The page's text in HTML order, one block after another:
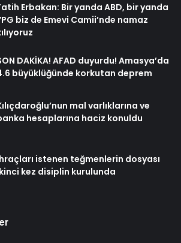
Erbakan: Bir yanda ABD, bir yanda
biz de Emevi Camii’nde namaz
DAKİKA! AFAD duyurdu! Amasya’da
büyüklüğünde korkutan deprem
mal varlıklarına ve
hesaplarına haciz konuldu
istenen teğmenlerin dosyası
kez disiplin kurulunda